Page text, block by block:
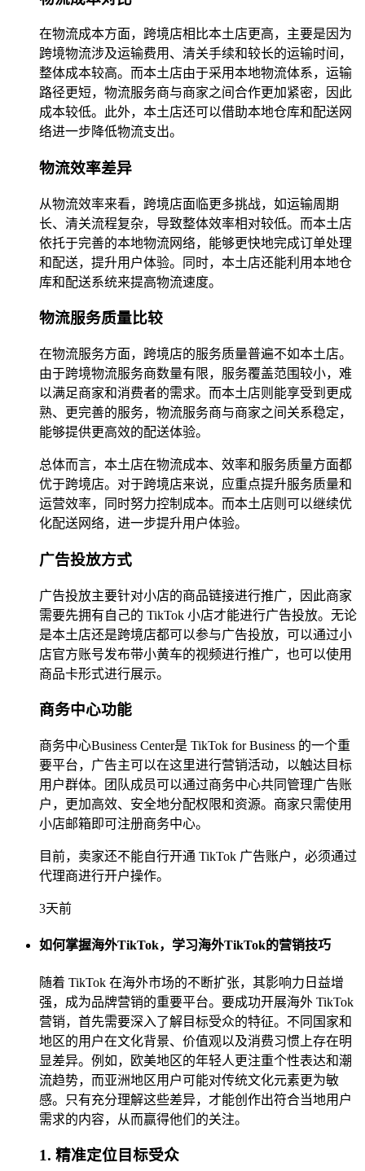
在物流成本方面，跨境店相比本土店更高，主要是因为
跨境物流涉及运输费用、清关手续和较长的运输时间，
整体成本较高。而本土店由于采用本地物流体系，运输
路径更短，物流服务商与商家之间合作更加紧密，因此
成本较低。此外，本土店还可以借助本地仓库和配送网
络进一步降低物流支出。
物流效率差异
从物流效率来看，跨境店面临更多挑战，如运输周期
长、清关流程复杂，导致整体效率相对较低。而本土店
依托于完善的本地物流网络，能够更快地完成订单处理
和配送，提升用户体验。同时，本土店还能利用本地仓
库和配送系统来提高物流速度。
物流服务质量比较
在物流服务方面，跨境店的服务质量普遍不如本土店。
由于跨境物流服务商数量有限，服务覆盖范围较小，难
以满足商家和消费者的需求。而本土店则能享受到更成
熟、更完善的服务，物流服务商与商家之间关系稳定，
能够提供更高效的配送体验。
总体而言，本土店在物流成本、效率和服务质量方面都
优于跨境店。对于跨境店来说，应重点提升服务质量和
运营效率，同时努力控制成本。而本土店则可以继续优
化配送网络，进一步提升用户体验。
广告投放方式
广告投放主要针对小店的商品链接进行推广，因此商家
需要先拥有自己的 TikTok 小店才能进行广告投放。无论
是本土店还是跨境店都可以参与广告投放，可以通过小
店官方账号发布带小黄车的视频进行推广，也可以使用
商品卡形式进行展示。
商务中心功能
商务中心Business Center是 TikTok for Business 的一个重
要平台，广告主可以在这里进行营销活动，以触达目标
用户群体。团队成员可以通过商务中心共同管理广告账
户，更加高效、安全地分配权限和资源。商家只需使用
小店邮箱即可注册商务中心。
目前，卖家还不能自行开通 TikTok 广告账户，必须通过
代理商进行开户操作。
3天前
如何掌握海外TikTok，学习海外TikTok的营销技巧
随着 TikTok 在海外市场的不断扩张，其影响力日益增
强，成为品牌营销的重要平台。要成功开展海外 TikTok
营销，首先需要深入了解目标受众的特征。不同国家和
地区的用户在文化背景、价值观以及消费习惯上存在明
显差异。例如，欧美地区的年轻人更注重个性表达和潮
流趋势，而亚洲地区用户可能对传统文化元素更为敏
感。只有充分理解这些差异，才能创作出符合当地用户
需求的内容，从而赢得他们的关注。
1. 精准定位目标受众